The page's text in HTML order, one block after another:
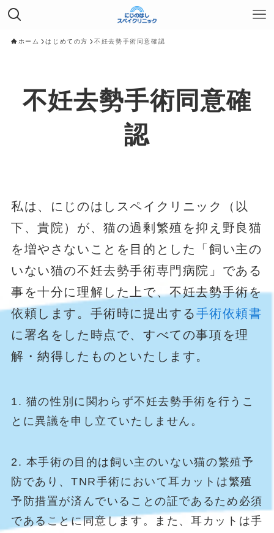
ホーム はじめての方 不妊去勢手術同意確認
不妊去勢手術同意確
認
私は、にじのはしスペイクリニック（以
下、貴院）が、猫の過剰繁殖を抑え野良猫
を増やさないことを目的とした「飼い主の
いない猫の不妊去勢手術専門病院」である
事を十分に理解した上で、不妊去勢手術を
依頼します。手術時に提出する手術依頼書
に署名をした時点で、すべての事項を理
解・納得したものといたします。
1. 猫の性別に関わらず不妊去勢手術を行うこ
とに異議を申し立ていたしません。
2. 本手術の目的は飼い主のいない猫の繁殖予
防であり、TNR手術において耳カットは繁殖
予防措置が済んでいることの証であるため必須
であることに同意します。また、耳カットは手